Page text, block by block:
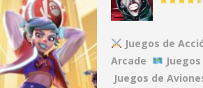
Juegos de
Arcade
Juegos de